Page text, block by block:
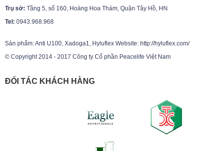
Trụ sở: Tầng 5, số 160, Hoàng Hoa Thám, Quận Tây Hồ, HN
Tel: 0943.968.968
Sản phẩm: Anti U100, Xadoga1, Hyluflex Website: http://hyluflex.com/
© Copyright 2014 - 2017 Công ty Cổ phần Peacelife Việt Nam
ĐỐI TÁC KHÁCH HÀNG